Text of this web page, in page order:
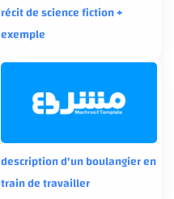
récit de science fiction +
exemple
description d'un boulangier en
train de travailler